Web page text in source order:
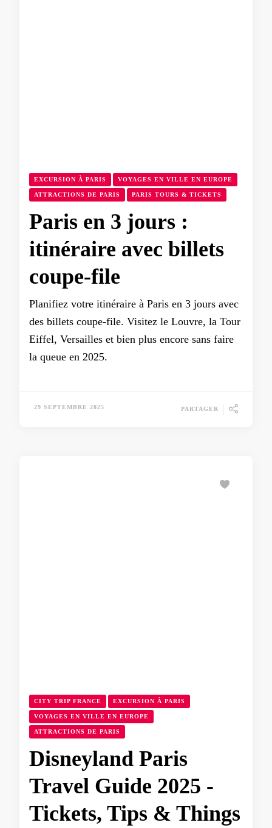
EXCURSION À PARIS VOYAGES EN VILLE EN EUROPE
ATTRACTIONS DE PARIS PARIS TOURS & TICKETS
Paris en 3 jours :
itinéraire avec billets
coupe-file
Planifiez votre itinéraire à Paris en 3 jours avec
des billets coupe-file. Visitez le Louvre, la Tour
Eiffel, Versailles et bien plus encore sans faire
la queue en 2025.
29 SEPTEMBRE 2025 PARTAGER
CITY TRIP FRANCE EXCURSION À PARIS
VOYAGES EN VILLE EN EUROPE
ATTRACTIONS DE PARIS
Disneyland Paris
Travel Guide 2025 -
Tickets, Tips & Things